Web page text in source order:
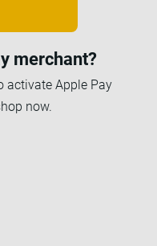
merchant?
activate Apple Pay
now.